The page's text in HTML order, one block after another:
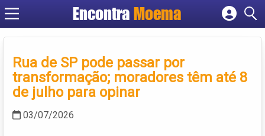
Encontra Moema
Criar conta
Rua de SP pode passar por
transformação; moradores têm até 8
de julho para opinar
03/07/2026